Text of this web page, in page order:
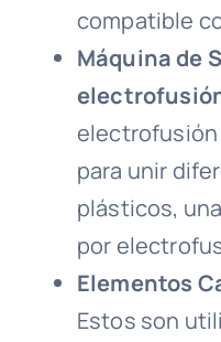
compatible
Máquina de
electrofusión
para unir
plásticos,
por
Elementos
Estos son